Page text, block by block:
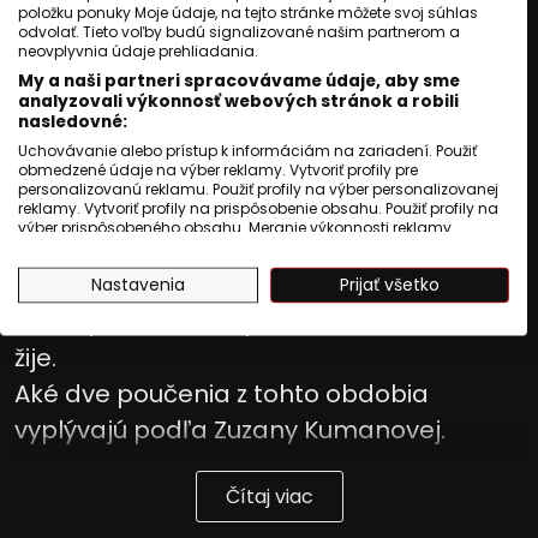
Publikované:01 august 2026, 02:14
Aktualizované:01 august 2026, 02:14
Prečo nacisti vyviezli rómske deti z
Bratislavy do Auschwitzu.
Aký scenár mal rómsky holokaust vo
všetkých krajinách Európy.
Oláhovcoch z Detvy.
žije.
Aké dve poučenia z tohto obdobia
vyplývajú podľa Zuzany Kumanovej.
Čítaj viac
položku ponuky Moje údaje, na tejto stránke môžete svoj súhlas
odvolať. Tieto voľby budú signalizované našim partnerom a
neovplyvnia údaje prehliadania.
My a naši partneri spracovávame údaje, aby sme
analyzovali výkonnosť webových stránok a robili
nasledovné:
Uchovávanie alebo prístup k informáciám na zariadení. Použiť
obmedzené údaje na výber reklamy. Vytvoriť profily pre
personalizovanú reklamu. Použiť profily na výber personalizovanej
reklamy. Vytvoriť profily na prispôsobenie obsahu. Použiť profily na
výber prispôsobeného obsahu. Meranie výkonnosti reklamy.
štatistík alebo spájania údajov z rôznych zdrojov. Vývoj a
zlepšovanie služieb. Použitie obmedzených údajov na výber
obsahu.
USA.
Váš súhlas a zásady používania cookie sa vzťahujú výlučne na
túto webovú stránku/aplikáciu.
Zobraziť zoznam partnerov (1009 predajcovia IAB)
Účely spracovania IAB:
Uchovávanie alebo prístup k
Nastavenia Prijať všetko